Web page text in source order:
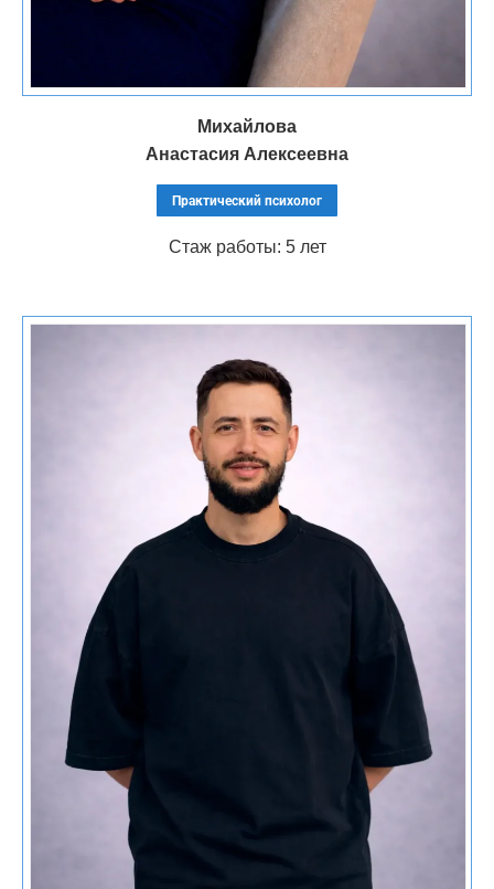
Михайлова
Анастасия Алексеевна
Практический психолог
Стаж работы: 5 лет